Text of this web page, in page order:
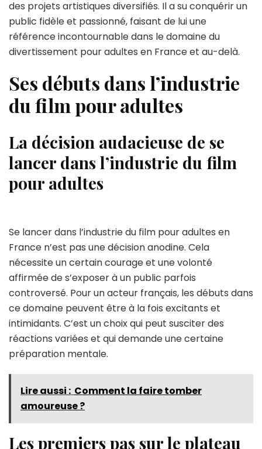
des projets artistiques diversifiés. Il a su conquérir un
public fidèle et passionné, faisant de lui une
référence incontournable dans le domaine du
divertissement pour adultes en France et au-delà.
Ses débuts dans l’industrie
du film pour adultes
La décision audacieuse de se
lancer dans l’industrie du film
pour adultes
Se lancer dans l’industrie du film pour adultes en
France n’est pas une décision anodine. Cela
nécessite un certain courage et une volonté
affirmée de s’exposer à un public parfois
controversé. Pour un acteur français, les débuts dans
ce domaine peuvent être à la fois excitants et
intimidants. C’est un choix qui peut susciter des
réactions variées et qui demande une certaine
préparation mentale.
Lire aussi : Comment la faire tomber
amoureuse ?
Les premiers pas sur le plateau